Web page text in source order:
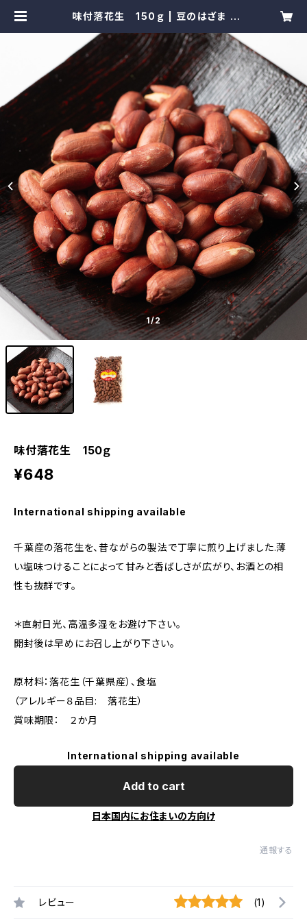
味付落花生 150ｇ | 豆のはざま |
1/2
味付落花生 150ｇ
¥648
International shipping available
千葉産の落花生を、昔ながらの製法で丁寧に煎り上げました.薄
い塩味つけることによって甘みと香ばしさが広がり、お酒との相
性も抜群です。
＊直射日光、高温多湿をお避け下さい。
開封後は早めにお召し上がり下さい。
原材料：落花生（千葉県産）、食塩
（アレルギー８品目: 落花生）
賞味期限： ２か月
International shipping available
Add to cart
日本国内にお住まいの方向け
通報する
レビュー (1)